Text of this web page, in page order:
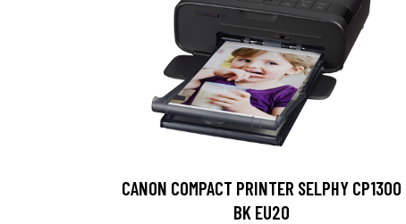
CANON COMPACT PRINTER SELPHY CP1300
BK EU20